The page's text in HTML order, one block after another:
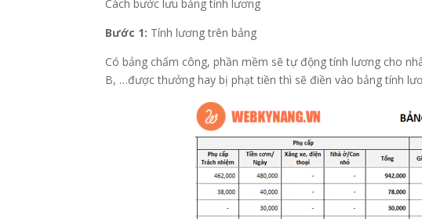
Cách bước lưu bảng tính lương
Bước 1: Tính lương trên bảng
Có bảng chấm công, phần mềm sẽ tự động tính lương cho
B, …được thưởng hay bị phạt tiền thì sẽ điền vào bảng tính